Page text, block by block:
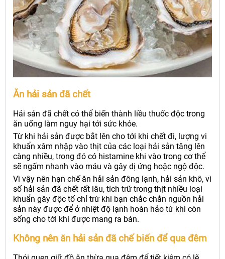
Ăn hải sản đã chết
Hải sản đã chết có thể biến thành liều thuốc độc trong
ăn uống làm nguy hại tới sức khỏe.
Từ khi hải sản được bắt lên cho tới khi chết đi, lượng vi
khuẩn xâm nhập vào thịt của các loại hải sản tăng lên
càng nhiều, trong đó có histamine khi vào trong cơ thể
sẽ ngấm nhanh vào máu và gây dị ứng hoặc ngộ độc.
Vì vậy nên hạn chế ăn hải sản đông lạnh, hải sản khô, vì
số hải sản đã chết rất lâu, tích trữ trong thịt nhiều loại
khuẩn gây độc tố chỉ trừ khi bạn chắc chắn nguồn hải
sản này được để ở nhiệt độ lạnh hoàn hảo từ khi còn
sống cho tới khi được mang ra bán.
Không nên ăn hải sản đã chế biến để qua đêm